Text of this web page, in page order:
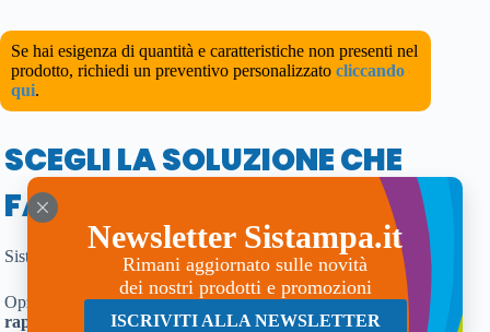
Newsletter Sistampa.it
Rimani aggiornato sulle novità
dei nostri prodotti e promozioni
ISCRIVITI ALLA NEWSLETTER
Se hai esigenza di quantità e caratteristiche non presenti nel
prodotto, richiedi un preventivo personalizzato cliccando
qui.
SCEGLI LA SOLUZIONE CHE
FA PER TE!
Sistampa ti propone due opzioni:
Opzione A: troverai la quantità di stampa con ilmiglior
rapporto quantità/prezzo.